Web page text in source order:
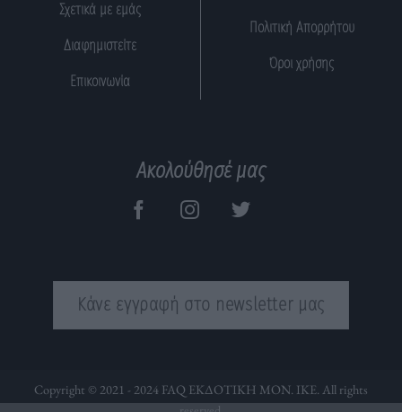
Σχετικά με εμάς
Διαφημιστείτε
Επικοινωνία
Πολιτική Απορρήτου
Όροι χρήσης
Ακολούθησέ μας
Κάνε εγγραφή στο newsletter μας
Copyright © 2021 - 2024 FAQ ΕΚΔΟΤΙΚΗ ΜΟΝ. ΙΚΕ. All rights